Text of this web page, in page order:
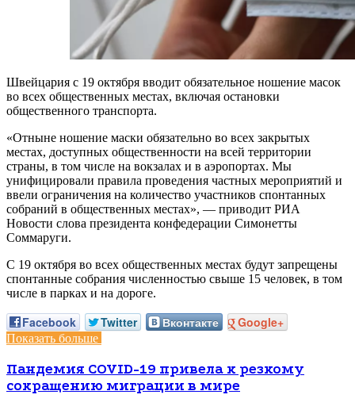
Швейцария с 19 октября вводит обязательное ношение масок
во всех общественных местах, включая остановки
общественного транспорта.
«Отныне ношение маски обязательно во всех закрытых
местах, доступных общественности на всей территории
страны, в том числе на вокзалах и в аэропортах. Мы
унифицировали правила проведения частных мероприятий и
ввели ограничения на количество участников спонтанных
собраний в общественных местах», — приводит РИА
Новости слова президента конфедерации Симонетты
Соммаруги.
С 19 октября во всех общественных местах будут запрещены
спонтанные собрания численностью свыше 15 человек, в том
числе в парках и на дороге.
Facebook Twitter Вконтакте Google+
Показать больше
Пандемия COVID-19 привела к резкому
сокращению миграции в мире